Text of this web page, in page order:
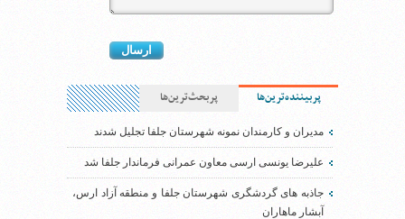
پربیننده‌ترین‌ها پربحث‌ترین‌ها
مدیران و کارمندان نمونه شهرستان جلفا تجلیل شدند
علیرضا یونسی ارسی معاون عمرانی فرماندار جلفا شد
جاذبه های گردشگری شهرستان جلفا و منطقه آزاد ارس،
آبشار ماهاران